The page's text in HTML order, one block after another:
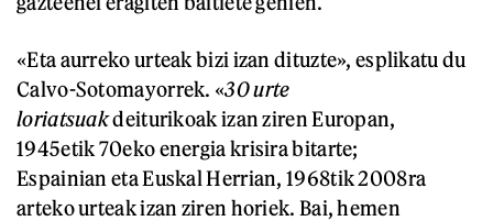
«Eta aurreko urteak bizi izan dituzte», esplikatu du
Calvo-Sotomayorrek. «30 urte
loriatsuakdeiturikoak izan ziren Europan,
1945etik 70eko energia krisira bitarte;
Espainian eta Euskal Herrian, 1968tik 2008ra
arteko urteak izan ziren horiek. Bai, hemen